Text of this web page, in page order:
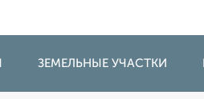
ЗЕМЕЛЬНЫЕ УЧАСТКИ